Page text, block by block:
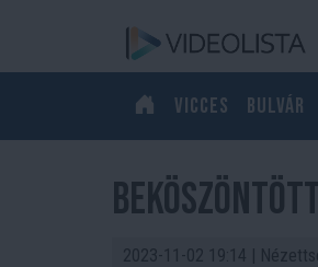
Vicces Bulvár
2023-11-02 19:14 |